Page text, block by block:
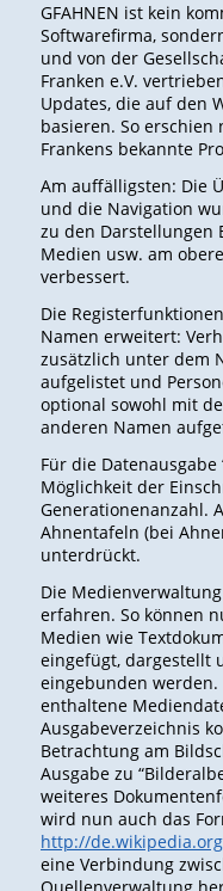
GFAHNEN ist kein
Softwarefirma,
und von der
Franken e.V.
Updates, die auf den
basieren. So
Frankens bekannte
Am auffälligsten: Die
und die Navigation
zu den Darstellungen
Medien usw. am
verbessert.
Die
Namen erweitert:
zusätzlich unter dem
aufgelistet und
optional sowohl mit
anderen Namen
Für die
Möglichkeit der
Generationenanzahl.
Ahnentafeln (bei
unterdrückt.
Die
erfahren. So können
Medien wie
eingefügt, dargestellt
eingebunden
enthaltene
Ausgabeverzeichnis
Betrachtung am
Ausgabe zu
weiteres
wird nun auch das
http://
eine Verbindung